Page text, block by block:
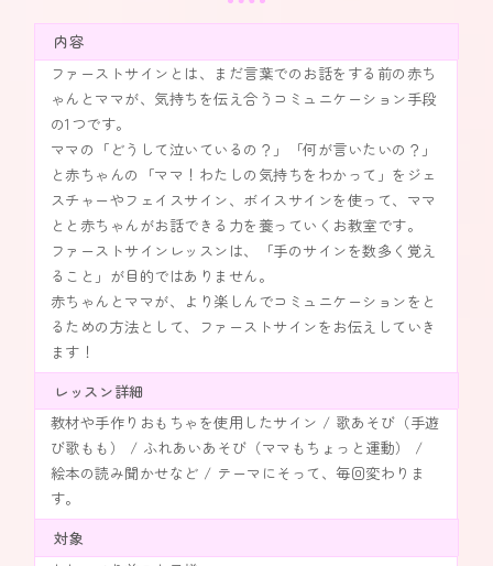
内容
ファーストサインとは、まだ言葉でのお話をする前の赤ち
ゃんとママが、気持ちを伝え合うコミュニケーション手段
の1つです。
ママの「どうして泣いているの？」「何が言いたいの？」
と赤ちゃんの「ママ！わたしの気持ちをわかって」をジェ
スチャーやフェイスサイン、ボイスサインを使って、ママ
とと赤ちゃんがお話できる力を養っていくお教室です。
ファーストサインレッスンは、「手のサインを数多く覚え
ること」が目的ではありません。
赤ちゃんとママが、より楽しんでコミュニケーションをと
るための方法として、ファーストサインをお伝えしていき
ます！
レッスン詳細
教材や手作りおもちゃを使用したサイン / 歌あそび（手遊
び歌もも） / ふれあいあそび（ママもちょっと運動） /
絵本の読み聞かせなど / テーマにそって、毎回変わりま
す。
対象